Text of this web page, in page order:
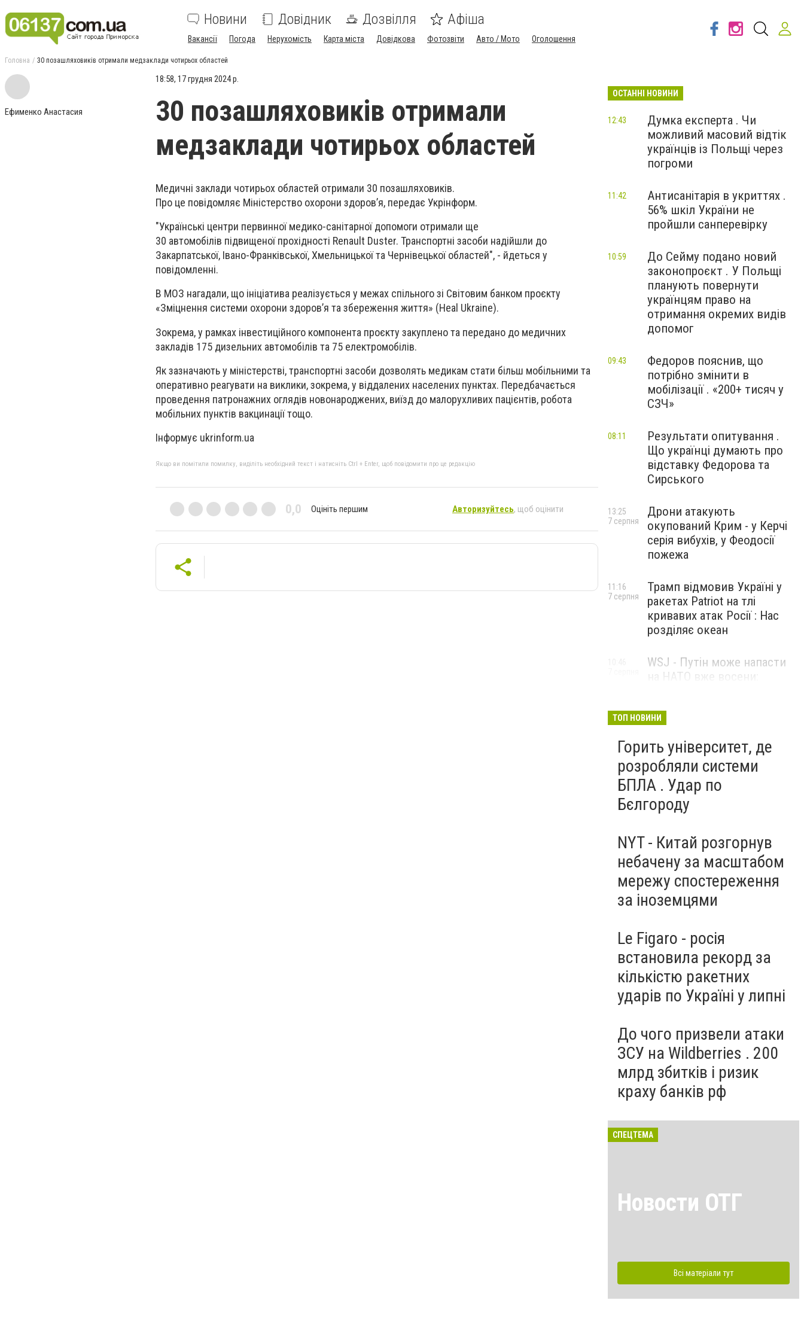
Новини Довідник Дозвілля Афіша
Вакансії Погода Нерухомість Карта міста Довідкова Фотозвіти Авто / Мото Оголошення
Головна 30 позашляховиків отримали медзаклади чотирьох областей
Ефименко Анастасия
18:58, 17 грудня 2024 р.
30 позашляховиків отримали
медзаклади чотирьох областей
Медичні заклади чотирьох областей отримали 30 позашляховиків.
Про це повідомляє Міністерство охорони здоров’я, передає Укрінформ.
"Українські центри первинної медико-санітарної допомоги отримали ще
30 автомобілів підвищеної прохідності Renault Duster. Транспортні засоби надійшли до
Закарпатської, Івано-Франківської, Хмельницької та Чернівецької областей", - йдеться у
повідомленні.
В МОЗ нагадали, що ініціатива реалізується у межах спільного зі Світовим банком проєкту
«Зміцнення системи охорони здоров’я та збереження життя» (Heal Ukraine).
Зокрема, у рамках інвестиційного компонента проєкту закуплено та передано до медичних
закладів 175 дизельних автомобілів та 75 електромобілів.
Як зазначають у міністерстві, транспортні засоби дозволять медикам стати більш мобільними та
оперативно реагувати на виклики, зокрема, у віддалених населених пунктах. Передбачається
проведення патронажних оглядів новонароджених, виїзд до малорухливих пацієнтів, робота
мобільних пунктів вакцинації тощо.
Інформує ukrinform.ua
Якщо ви помітили помилку, виділіть необхідний текст і натисніть Ctrl + Enter, щоб повідомити про це редакцію
0,0 Оцініть першим Авторизуйтесь, щоб оцінити
ОСТАННІ НОВИНИ
Думка експерта . Чи
можливий масовий відтік
українців із Польщі через
погроми
12:43
Антисанітарія в укриттях .
56% шкіл України не
пройшли санперевірку
11:42
До Сейму подано новий
законопроєкт . У Польщі
планують повернути
українцям право на
отримання окремих видів
допомог
10:59
Федоров пояснив, що
потрібно змінити в
мобілізації . «200+ тисяч у
СЗЧ»
09:43
Результати опитування .
Що українці думають про
відставку Федорова та
Сирського
08:11
Дрони атакують
окупований Крим - у Керчі
серія вибухів, у Феодосії
пожежа
13:25
7 серпня
Трамп відмовив Україні у
ракетах Patriot на тлі
кривавих атак Росії : Нас
розділяє океан
11:16
7 серпня
WSJ - Путін може напасти
на НАТО вже восени:
ТОП НОВИНИ
Горить університет, де
розробляли системи
БПЛА . Удар по
Бєлгороду
NYT - Китай розгорнув
небачену за масштабом
мережу спостереження
за іноземцями
Le Figaro - росія
встановила рекорд за
кількістю ракетних
ударів по Україні у липні
До чого призвели атаки
ЗСУ на Wildberries . 200
млрд збитків і ризик
краху банків рф
СПЕЦТЕМА
Новости ОТГ
Всі матеріали тут